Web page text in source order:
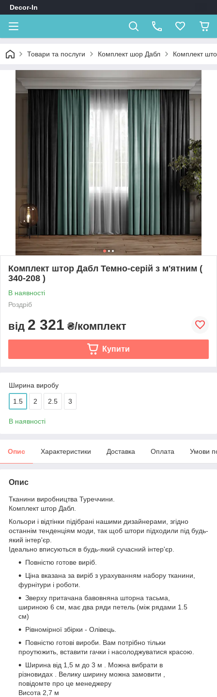
Decor-In
Товари та послуги Комплект шор Дабл Комплект
Комплект штор Дабл Темно-серій з м'ятним (
340-208 )
В наявності
Роздріб
від 2 321 ₴/комплект
Купити
Ширина виробу
1.5 2 2.5 3
В наявності
Опис Характеристики Доставка Оплата Умови
Опис
Тканини виробництва Туреччини.
Комплект штор Дабл.
Кольори і відтінки підібрані нашими дизайнерами, згідно
останнім тенденціям моди, так щоб штори підходили під будь-
який інтер'єр.
Ідеально вписуються в будь-який сучасний інтер'єр.
Повністю готове виріб.
Ціна вказана за виріб з урахуванням набору тканини,
фурнітури і роботи.
Зверху притачана бавовняна шторна тасьма,
шириною 6 см, має два ряди петель (між рядами 1.5
см)
Рівномірної збірки - Олівець.
Повністю готові вироби. Вам потрібно тільки
проутюжить, вставити гачки і насолоджуватися красою.
Ширина від 1,5 м до 3 м . Можна вибрати в
різновидах . Велику ширину можна замовити ,
повідомте про це менеджеру
Висота 2,7 м